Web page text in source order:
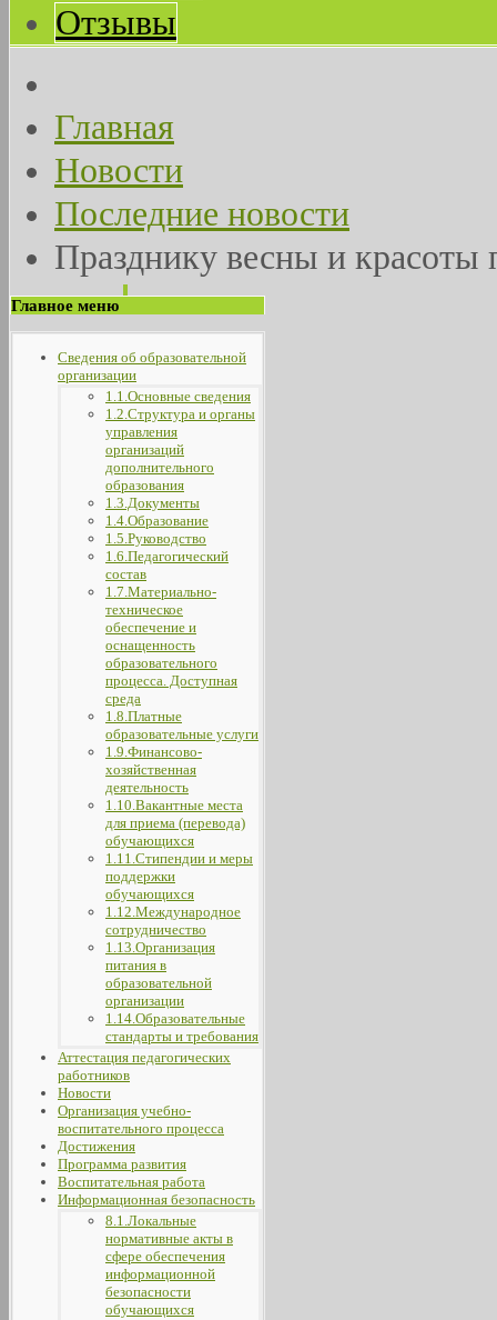
Отзывы
Главная
Новости
Последние новости
Празднику весны и красоты
Главное меню
Сведения об образовательной
организации
1.1.Основные сведения
1.2.Структура и органы
управления
организаций
дополнительного
образования
1.3.Документы
1.4.Образование
1.5.Руководство
1.6.Педагогический
состав
1.7.Материально-
техническое
обеспечение и
оснащенность
образовательного
процесса. Доступная
среда
1.8.Платные
образовательные услуги
1.9.Финансово-
хозяйственная
деятельность
1.10.Вакантные места
для приема (перевода)
обучающихся
1.11.Стипендии и меры
поддержки
обучающихся
1.12.Международное
сотрудничество
1.13.Организация
питания в
образовательной
организации
1.14.Образовательные
стандарты и требования
Аттестация педагогических
работников
Новости
Организация учебно-
воспитательного процесса
Достижения
Программа развития
Воспитательная работа
Информационная безопасность
8.1.Локальные
нормативные акты в
сфере обеспечения
информационной
безопасности
обучающихся